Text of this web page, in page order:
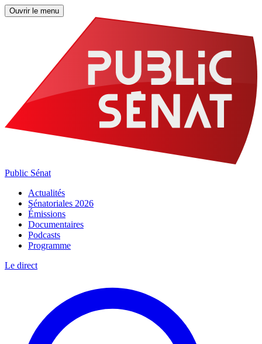
Ouvrir le menu
Public Sénat
Actualités
Sénatoriales 2026
Émissions
Documentaires
Podcasts
Programme
Le direct